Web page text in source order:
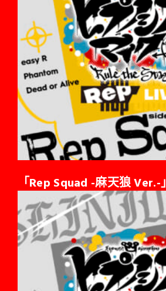
「Rep Squad -麻天狼 Ver.-」